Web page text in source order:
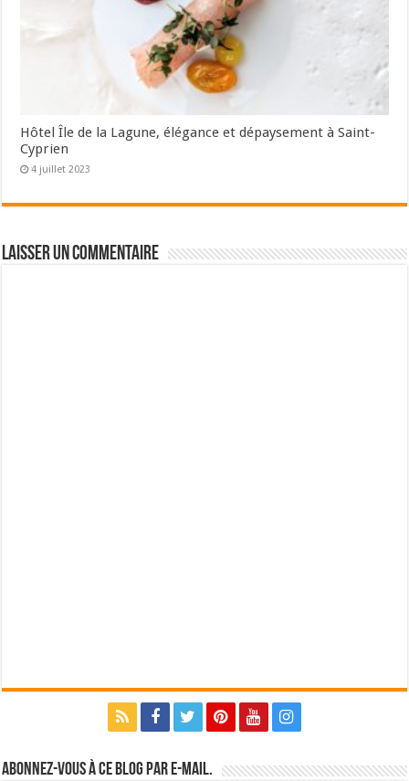
Hôtel Île de la Lagune, élégance et dépaysement à Saint-
Cyprien
4 juillet 2023
Laisser un commentaire
Abonnez-vous à ce blog par e-mail.